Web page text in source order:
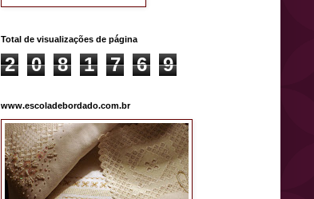
Total de visualizações de página
2 0 8 1 7 6 9
www.escoladebordado.com.br